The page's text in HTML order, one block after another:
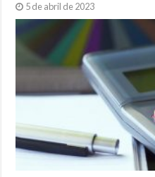
5 de abril de 2023